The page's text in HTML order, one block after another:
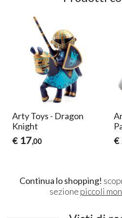
Arty Toys - Dragon
Knight
€ 17,00
€
Continua lo shopping!
sezione piccoli